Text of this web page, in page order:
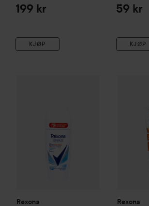
199 kr
KJØP
59 kr
KJØP
Rexona Rexona